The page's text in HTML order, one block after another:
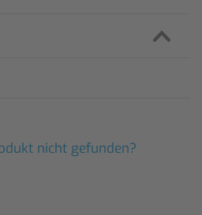
nicht gefunden?